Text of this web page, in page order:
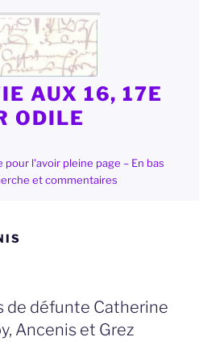
AUX 16, 17E
ODILE
l'avoir pleine page – En bas
et commentaires
de défunte Catherine
Ancenis et Grez